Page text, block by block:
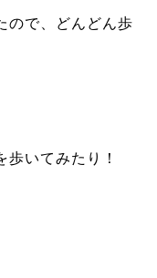
ので、どんどん歩
いてみたり！